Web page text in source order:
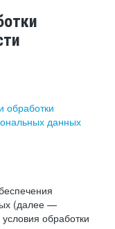
обработки
данных
(далее —
обработки